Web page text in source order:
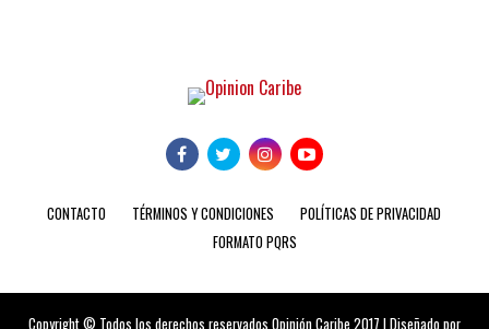
CONTACTO TÉRMINOS Y CONDICIONES
POLÍTICAS DE PRIVACIDAD
FORMATO PQRS
Copyright © Todos los derechos reservados Opinión Caribe 2017 | Diseñado por